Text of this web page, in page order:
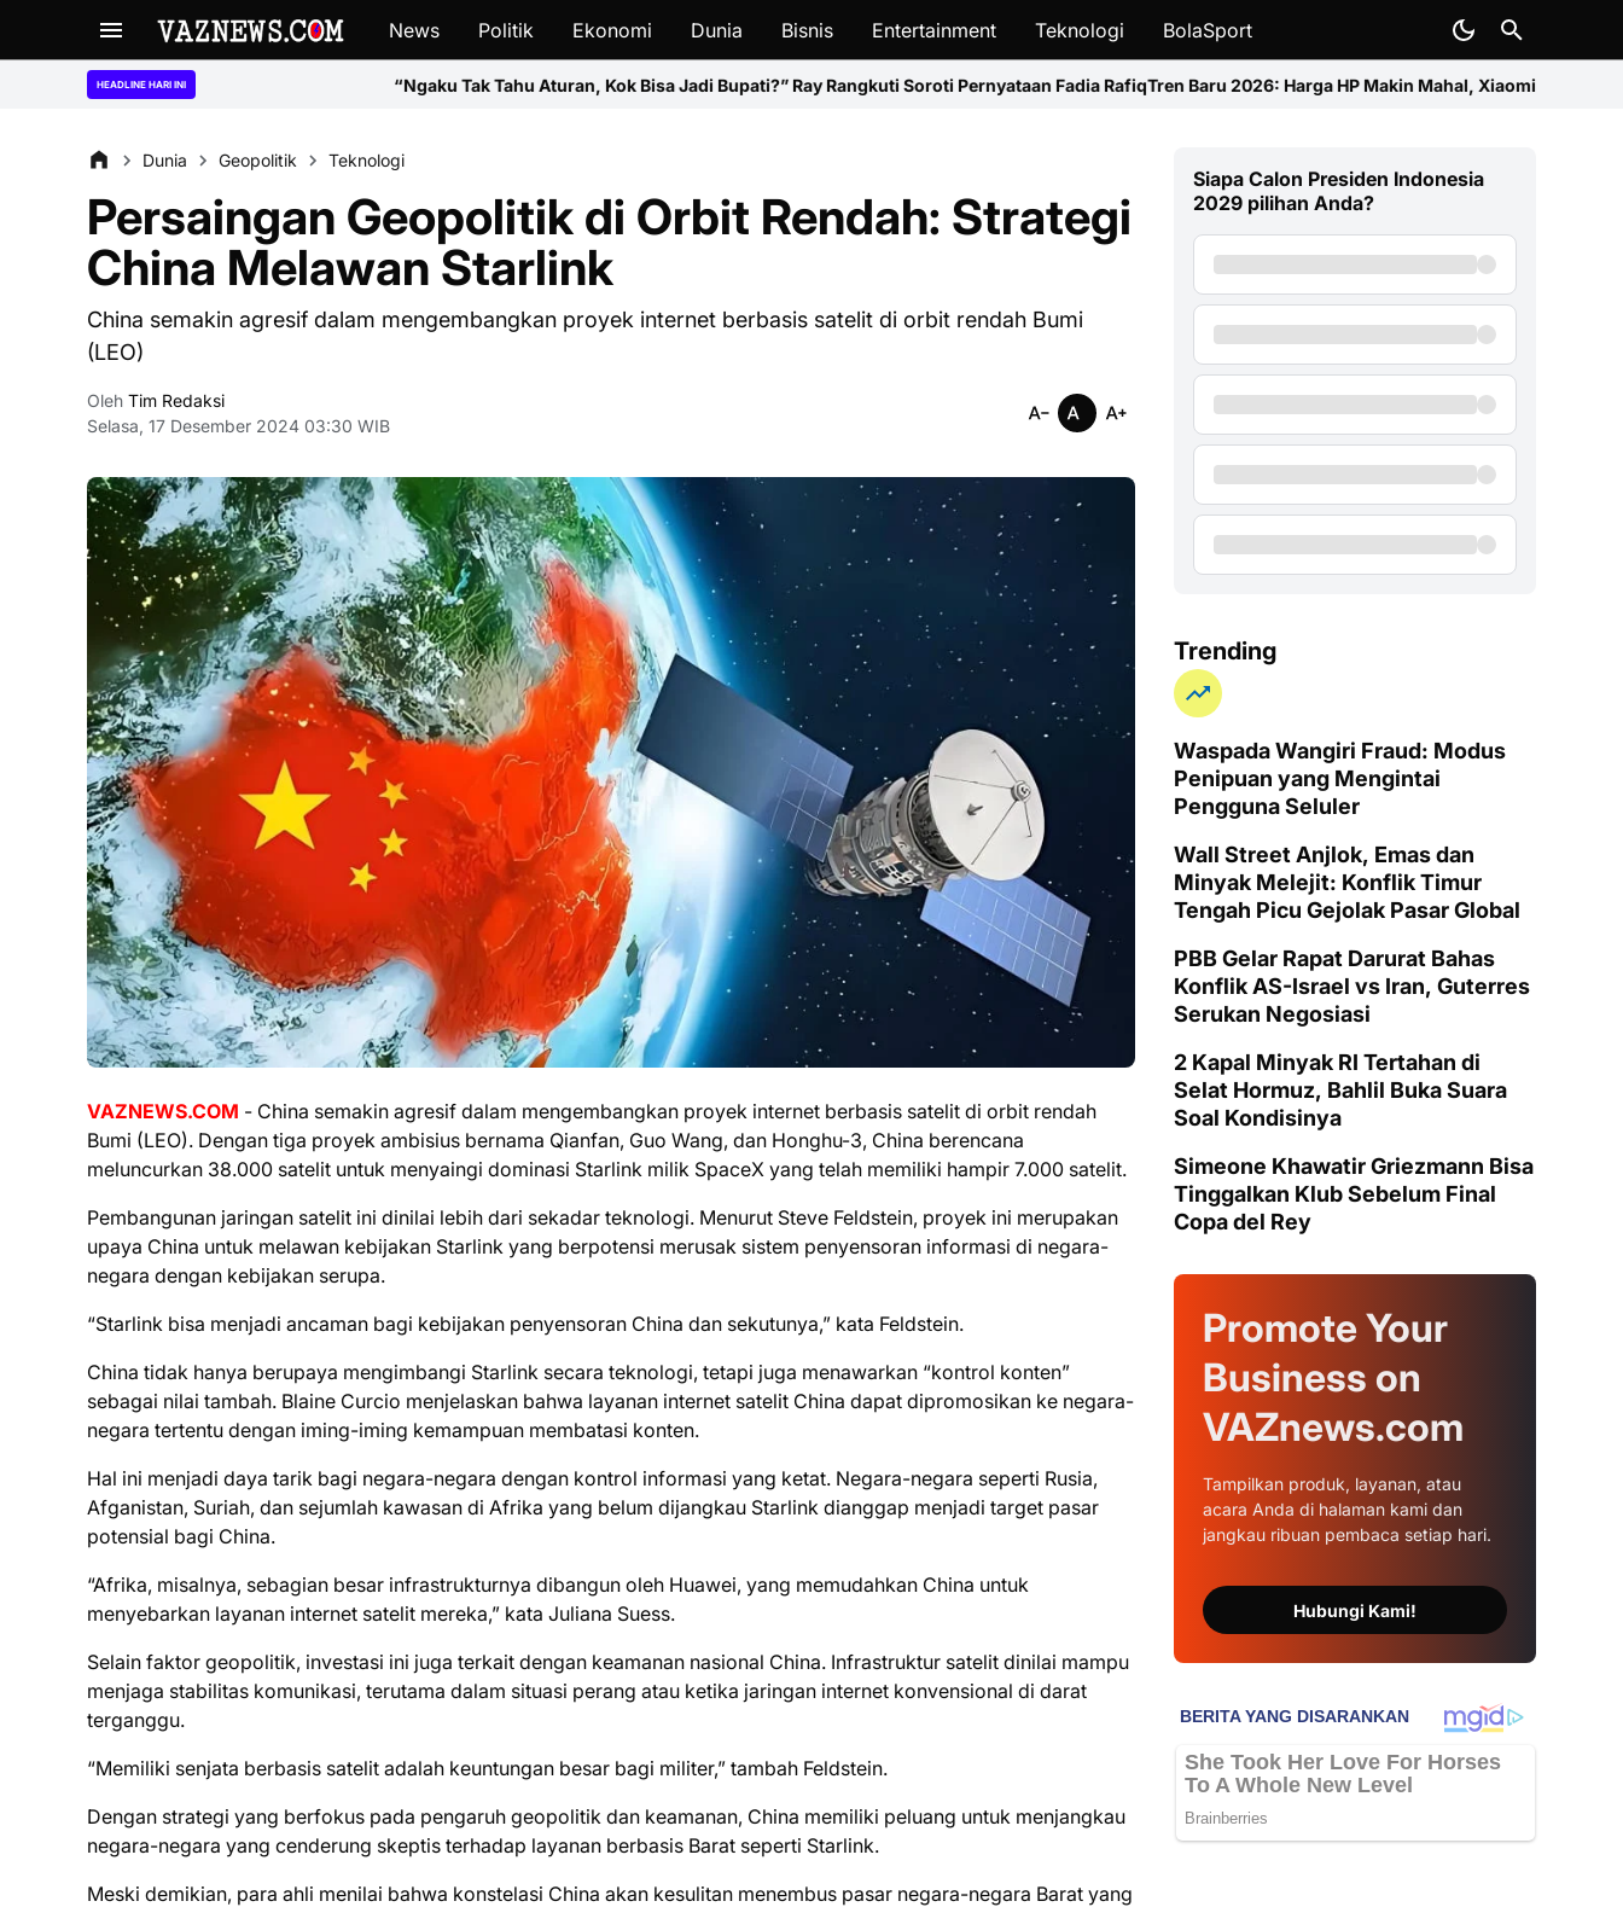
News Politik Ekonomi Dunia Bisnis Entertainment Teknologi BolaSport
HEADLINE HARI INI “Ngaku Tak Tahu Aturan, Kok Bisa Jadi Bupati?” Ray Rangkuti Soroti Pernyataan Fadia RafiqTren Baru 2026: Harga HP Makin Mahal, Xiaomi Catat Kenaikan Tertinggi
Dunia Geopolitik Teknologi
Persaingan Geopolitik di Orbit Rendah: Strategi
China Melawan Starlink
China semakin agresif dalam mengembangkan proyek internet berbasis satelit di orbit rendah Bumi
(LEO)
Oleh Tim Redaksi
Selasa, 17 Desember 2024 03:30 WIB
VAZNEWS.COM - China semakin agresif dalam mengembangkan proyek internet berbasis satelit di orbit rendah
Bumi (LEO). Dengan tiga proyek ambisius bernama Qianfan, Guo Wang, dan Honghu-3, China berencana
meluncurkan 38.000 satelit untuk menyaingi dominasi Starlink milik SpaceX yang telah memiliki hampir 7.000 satelit.
Pembangunan jaringan satelit ini dinilai lebih dari sekadar teknologi. Menurut Steve Feldstein, proyek ini merupakan
upaya China untuk melawan kebijakan Starlink yang berpotensi merusak sistem penyensoran informasi di negara-
negara dengan kebijakan serupa.
“Starlink bisa menjadi ancaman bagi kebijakan penyensoran China dan sekutunya,” kata Feldstein.
China tidak hanya berupaya mengimbangi Starlink secara teknologi, tetapi juga menawarkan “kontrol konten”
sebagai nilai tambah. Blaine Curcio menjelaskan bahwa layanan internet satelit China dapat dipromosikan ke negara-
negara tertentu dengan iming-iming kemampuan membatasi konten.
Hal ini menjadi daya tarik bagi negara-negara dengan kontrol informasi yang ketat. Negara-negara seperti Rusia,
Afganistan, Suriah, dan sejumlah kawasan di Afrika yang belum dijangkau Starlink dianggap menjadi target pasar
potensial bagi China.
“Afrika, misalnya, sebagian besar infrastrukturnya dibangun oleh Huawei, yang memudahkan China untuk
menyebarkan layanan internet satelit mereka,” kata Juliana Suess.
Selain faktor geopolitik, investasi ini juga terkait dengan keamanan nasional China. Infrastruktur satelit dinilai mampu
menjaga stabilitas komunikasi, terutama dalam situasi perang atau ketika jaringan internet konvensional di darat
terganggu.
“Memiliki senjata berbasis satelit adalah keuntungan besar bagi militer,” tambah Feldstein.
Dengan strategi yang berfokus pada pengaruh geopolitik dan keamanan, China memiliki peluang untuk menjangkau
negara-negara yang cenderung skeptis terhadap layanan berbasis Barat seperti Starlink.
Meski demikian, para ahli menilai bahwa konstelasi China akan kesulitan menembus pasar negara-negara Barat yang
Siapa Calon Presiden Indonesia
2029 pilihan Anda?
Trending
Waspada Wangiri Fraud: Modus
Penipuan yang Mengintai
Pengguna Seluler
Wall Street Anjlok, Emas dan
Minyak Melejit: Konflik Timur
Tengah Picu Gejolak Pasar Global
PBB Gelar Rapat Darurat Bahas
Konflik AS-Israel vs Iran, Guterres
Serukan Negosiasi
2 Kapal Minyak RI Tertahan di
Selat Hormuz, Bahlil Buka Suara
Soal Kondisinya
Simeone Khawatir Griezmann Bisa
Tinggalkan Klub Sebelum Final
Copa del Rey
Promote Your
Business on
VAZnews.com
Tampilkan produk, layanan, atau
acara Anda di halaman kami dan
jangkau ribuan pembaca setiap hari.
Hubungi Kami!